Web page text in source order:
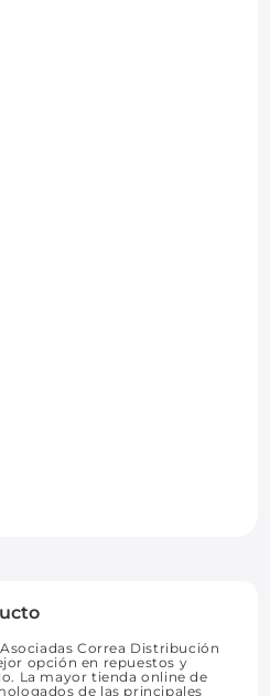
Correa Distribución
opción en repuestos y
La mayor tienda online de
de las principales